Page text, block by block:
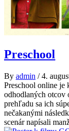
Preschool
By admin /4.
Preschool online je
odhodlaných otcov
prehľadu sa ich
nečakanými
scenár napísali